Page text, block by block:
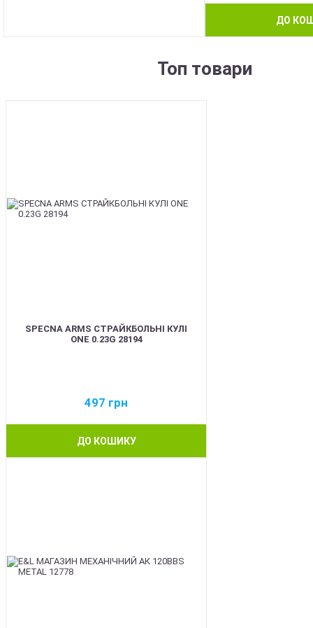
ДО
Топ товари
SPECNA ARMS СТРАЙКБОЛЬНІ КУЛІ
ONE 0.23G 28194
497 грн
ДО КОШИКУ